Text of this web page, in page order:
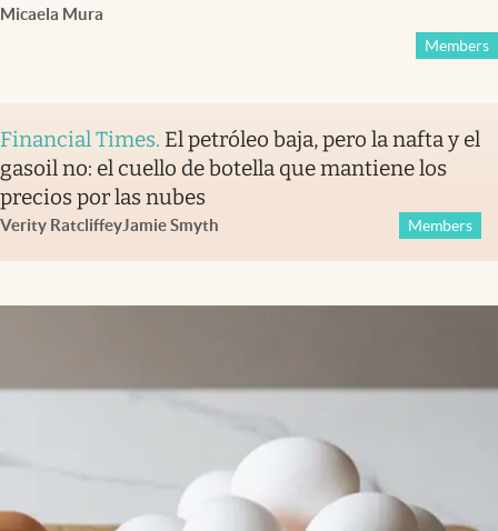
Micaela Mura
Members
Financial Times. El petróleo baja, pero la nafta y el
gasoil no: el cuello de botella que mantiene los
precios por las nubes
Verity RatcliffeyJamie Smyth Members